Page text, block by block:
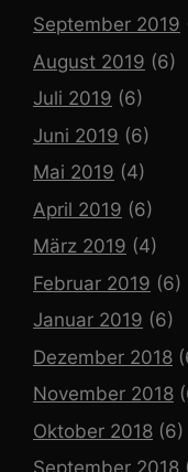
September 2019
August 2019 (6)
Juli 2019 (6)
Juni 2019 (6)
Mai 2019 (4)
April 2019 (6)
März 2019 (4)
Februar 2019 (6)
Januar 2019 (6)
Dezember 2018
November 2018
Oktober 2018 (6)